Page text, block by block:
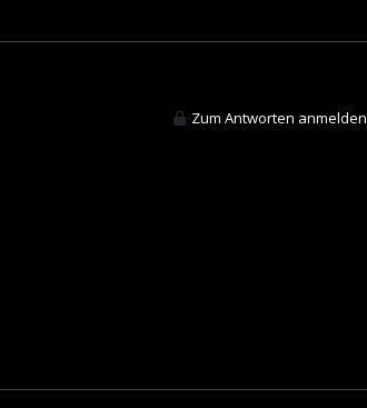
Zum Antworten anmelden